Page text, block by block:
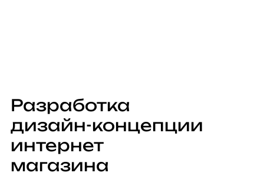
Разработка
дизайн-концепции
интернет
магазина